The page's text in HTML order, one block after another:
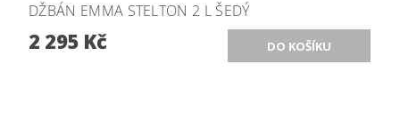
DŽBÁN EMMA STELTON 2 L ŠEDÝ
2 295 Kč